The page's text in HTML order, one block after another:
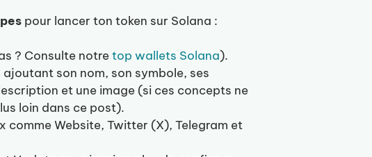
pour lancer ton token sur Solana :
? Consulte notretop wallets Solana).
ajoutant son nom, son symbole, ses
et une image (si ces concepts ne
loin dans ce post).
comme Website, Twitter (X), Telegram et